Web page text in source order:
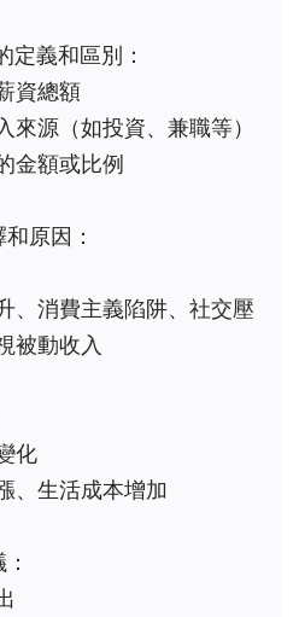
定義和區別：
資總額
來源（如投資、兼職等）
金額或比例
原因：
、消費主義陷阱、社交壓
被動收入
化
、生活成本增加